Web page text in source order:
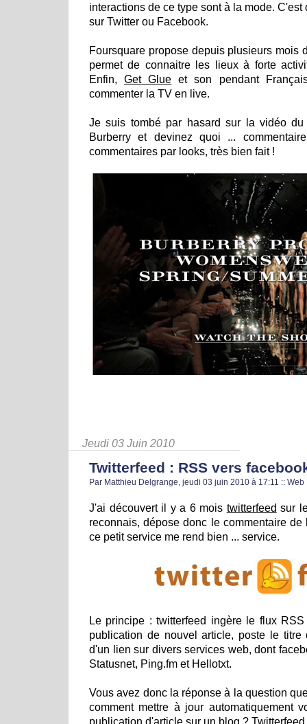
interactions de ce type sont à la mode.
sur Twitter ou Facebook.
Foursquare propose depuis plusieurs mois
permet de connaitre les lieux à forte
Enfin,Get Glue et son pendant
commenter la TV en live.
Je suis tombé par hasard sur la vidéo
Burberry et devinez quoi ...
commentaires par looks, très bien fait !
Jeudi 03 Juin 2010
Twitterfeed : RSS vers
Par Matthieu Delgrange, jeudi 03 juin 2010 à 17:11 :: Web
J'ai découvert il y a 6 mois twitterfeed sur
reconnais, dépose donc le commentaire
ce petit service me rend bien ... service.
Le principe : twitterfeed ingère le flux
publication de nouvel article, poste le titre
d'un lien sur divers services web, dont
Statusnet, Ping.fm et Hellotxt.
Vous avez donc la réponse à la question
comment mettre à jour automatiquement
publication d'article sur un blog ? Twitterfeed